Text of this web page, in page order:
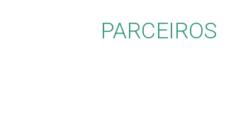
PARCEIROS